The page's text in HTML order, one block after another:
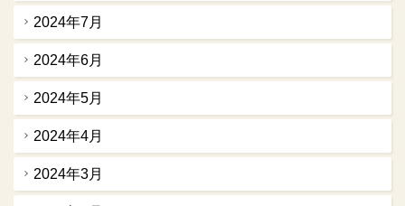
2024年7月
2024年6月
2024年5月
2024年4月
2024年3月